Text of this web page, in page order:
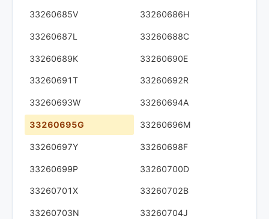
33260685V 33260686H
33260687L 33260688C
33260689K 33260690E
33260691T 33260692R
33260693W 33260694A
33260695G 33260696M
33260697Y 33260698F
33260699P 33260700D
33260701X 33260702B
33260703N 33260704J